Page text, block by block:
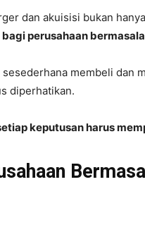
dan akuisisi bukan
perusahaan
membeli dan
diperhatikan.
keputusan harus